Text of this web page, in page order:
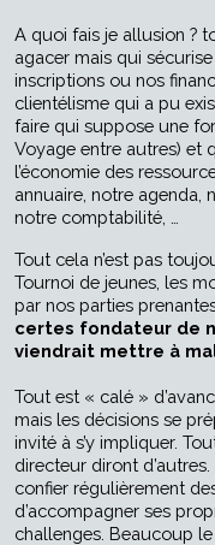
A quoi fais je allusion ?
agacer mais qui
inscriptions ou nos
clientélisme qui a pu
faire qui suppose une
Voyage entre autres) et
l’économie des
annuaire, notre agenda,
notre comptabilité, …
Tout cela n’est pas
Tournoi de jeunes, les
par nos parties
certes fondateur de
viendrait mettre à
Tout est « calé »
mais les décisions se
invité à s’y impliquer.
directeur diront
confier régulièrement
d’accompagner ses
challenges. Beaucoup